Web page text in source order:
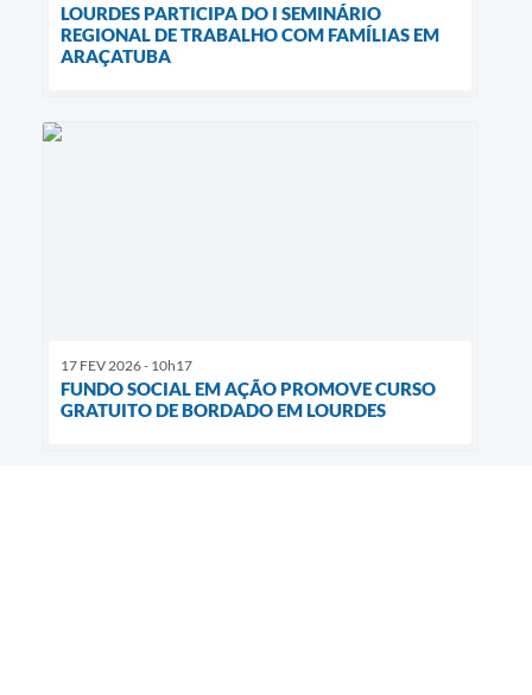
LOURDES PARTICIPA DO I SEMINÁRIO
REGIONAL DE TRABALHO COM FAMÍLIAS EM
ARAÇATUBA
17 FEV 2026 - 10h17
FUNDO SOCIAL EM AÇÃO PROMOVE CURSO
GRATUITO DE BORDADO EM LOURDES